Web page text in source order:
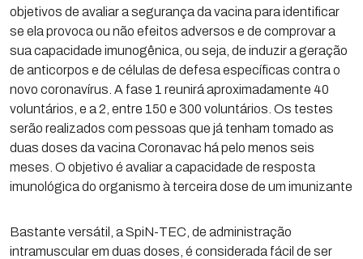
objetivos de avaliar a segurança da vacina para identificar
se ela provoca ou não efeitos adversos e de comprovar a
sua capacidade imunogênica, ou seja, de induzir a geração
de anticorpos e de células de defesa específicas contra o
novo coronavírus. A fase 1 reunirá aproximadamente 40
voluntários, e a 2, entre 150 e 300 voluntários. Os testes
serão realizados com pessoas que já tenham tomado as
duas doses da vacina Coronavac há pelo menos seis
meses. O objetivo é avaliar a capacidade de resposta
imunológica do organismo à terceira dose de um imunizante
Bastante versátil, a SpiN-TEC, de administração
intramuscular em duas doses, é considerada fácil de ser